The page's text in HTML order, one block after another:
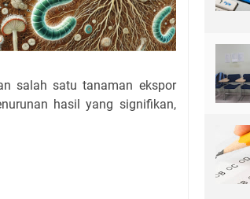
salah satu tanaman ekspor
hasil yang signifikan,